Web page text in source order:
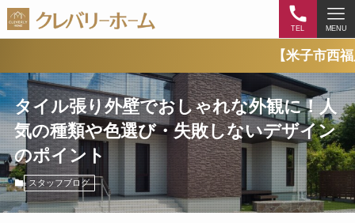
TEL MENU
【米子市西福原】【湯梨
タイル張り外壁でおしゃれな外観に！人
気の種類や色選び・失敗しないデザイン
のポイント
スタッフブログ